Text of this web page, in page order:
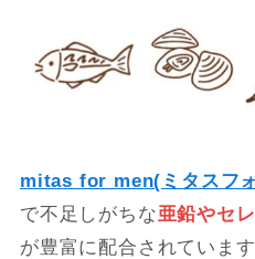
mitas for men(ミタスフ
で不足しがちな亜鉛やセ
が豊富に配合されています